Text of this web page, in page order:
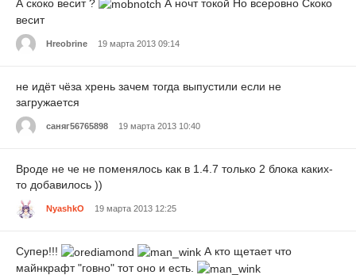
А скоко весит ?
А ночт токой Но всеровно Скоко
весит
Hreobrine 19 марта 2013 09:14
не идёт чёза хрень зачем тогда выпустили если не
загружается
саняг56765898 19 марта 2013 10:40
Вроде не че не поменялось как в 1.4.7 только 2 блока каких-
то добавилось ))
NyashkO 19 марта 2013 12:25
Супер!!!
А кто щетает что
майнкрафт "говно" тот оно и есть.